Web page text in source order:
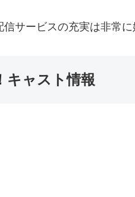
サービスの充実は非常に
キャスト情報